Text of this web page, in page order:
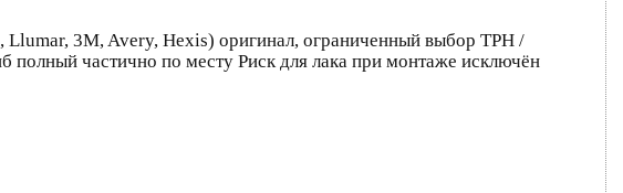
3M, Avery, Hexis) оригинал, ограниченный выбор TPH /
полный частично по месту Риск для лака при монтаже исключён